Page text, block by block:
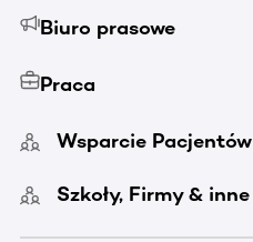
Biuro prasowe
Praca
Wsparcie Pacjentów
Szkoły, Firmy & inne